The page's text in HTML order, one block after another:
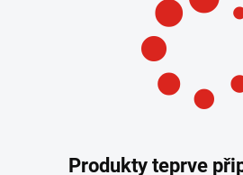
Produkty teprve